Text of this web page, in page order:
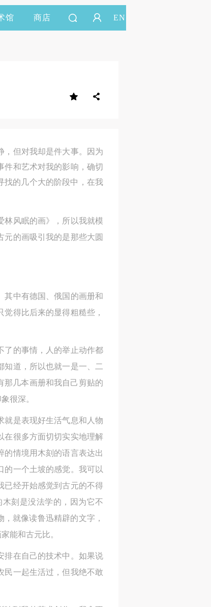
馆 商店 EN
，但对我却是件大事。因为
件和艺术对我的影响，确切
找的几个大的阶段中，在我
林风眠的画》，所以我就模
的画吸引我的是那些大圆
其中有德国、俄国的画册和
得比后来的显得粗糙些，
了的事情，人的举止动作都
知道，所以也就一是一、二
那几本画册和我自己剪贴的
很深。
就是表现好生活气息和人物
在很多方面切切实实地理解
的情境用木刻的语言表达出
的一个土坡的感觉。我可以
已经开始感觉到古元的不得
刻是没法学的，因为它不
就像读鲁迅精辟的文字，
能和古元比。
排在自己的技术中。如果说
民一起生活过，但我绝不敢